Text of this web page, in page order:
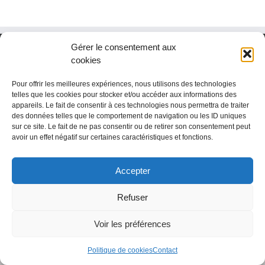
Gérer le consentement aux
cookies
Pour offrir les meilleures expériences, nous utilisons des technologies
telles que les cookies pour stocker et/ou accéder aux informations des
appareils. Le fait de consentir à ces technologies nous permettra de traiter
des données telles que le comportement de navigation ou les ID uniques
sur ce site. Le fait de ne pas consentir ou de retirer son consentement peut
avoir un effet négatif sur certaines caractéristiques et fonctions.
Accepter
Refuser
Voir les préférences
Politique de cookiesContact
Copyright 2018 Fondation réseau Solidaris